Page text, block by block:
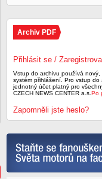
Archiv PDF
Přihlásit se /
Vstup do archivu používá nový,
systém přihlášení. Pro vstup do
jednotný účet platný pro
CZECH NEWS CENTER a.s. Po
Zapomněli jste heslo?